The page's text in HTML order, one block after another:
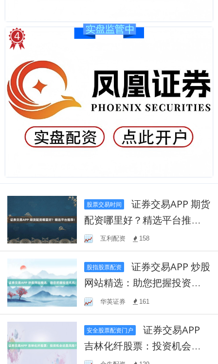
股票交易时间
证券交易APP 期货
配资哪里好？精选平台推
荐！互利配资 158
股指股票配资
证券交易APP 炒股
网站精选：助您把握投资先
机！华英证券 161
安全股票配资门户
证券交易APP
吉林化纤股票：投资机会还